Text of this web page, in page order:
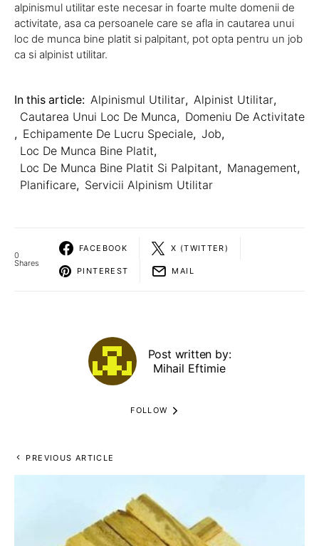
alpinismul utilitar este necesar in foarte multe domenii de
activitate, asa ca persoanele care se afla in cautarea unui
loc de munca bine platit si palpitant, pot opta pentru un job
ca si alpinist utilitar.
In this article: Alpinismul Utilitar, Alpinist Utilitar,
Cautarea Unui Loc De Munca, Domeniu De Activitate
, Echipamente De Lucru Speciale, Job,
Loc De Munca Bine Platit,
Loc De Munca Bine Platit Si Palpitant, Management,
Planificare, Servicii Alpinism Utilitar
0
Shares
FACEBOOK X (TWITTER)
PINTEREST MAIL
Post written by:
Mihail Eftimie
FOLLOW
PREVIOUS ARTICLE